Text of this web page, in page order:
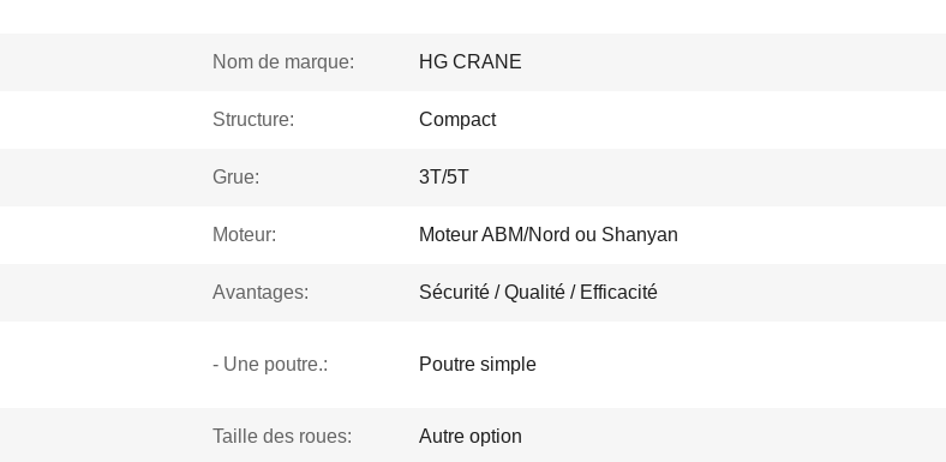
Nom de marque: HG CRANE
Structure: Compact
Grue: 3T/5T
Moteur: Moteur ABM/Nord ou Shanyan
Avantages: Sécurité / Qualité / Efficacité
- Une poutre.: Poutre simple
Taille des roues: Autre option